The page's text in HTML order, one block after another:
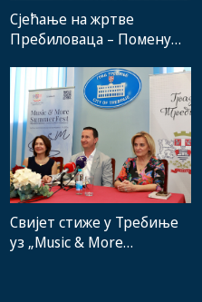
Сјећање на жртве
Пребиловаца – Помену
представници
институција, локалних
заједница и грађани
Свијет стиже у Требиње
уз „Music & More